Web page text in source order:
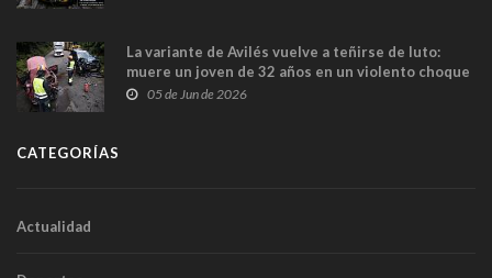
La variante de Avilés vuelve a teñirse de luto:
muere un joven de 32 años en un violento choque
frontal
05 de Jun de 2026
CATEGORÍAS
Actualidad